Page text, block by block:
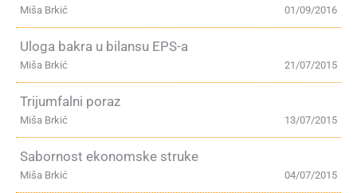
01/09/2016
Miša Brkić
Uloga bakra u bilansu EPS-a
21/07/2015
Miša Brkić
Trijumfalni poraz
13/07/2015
Miša Brkić
Sabornost ekonomske struke
04/07/2015
Miša Brkić